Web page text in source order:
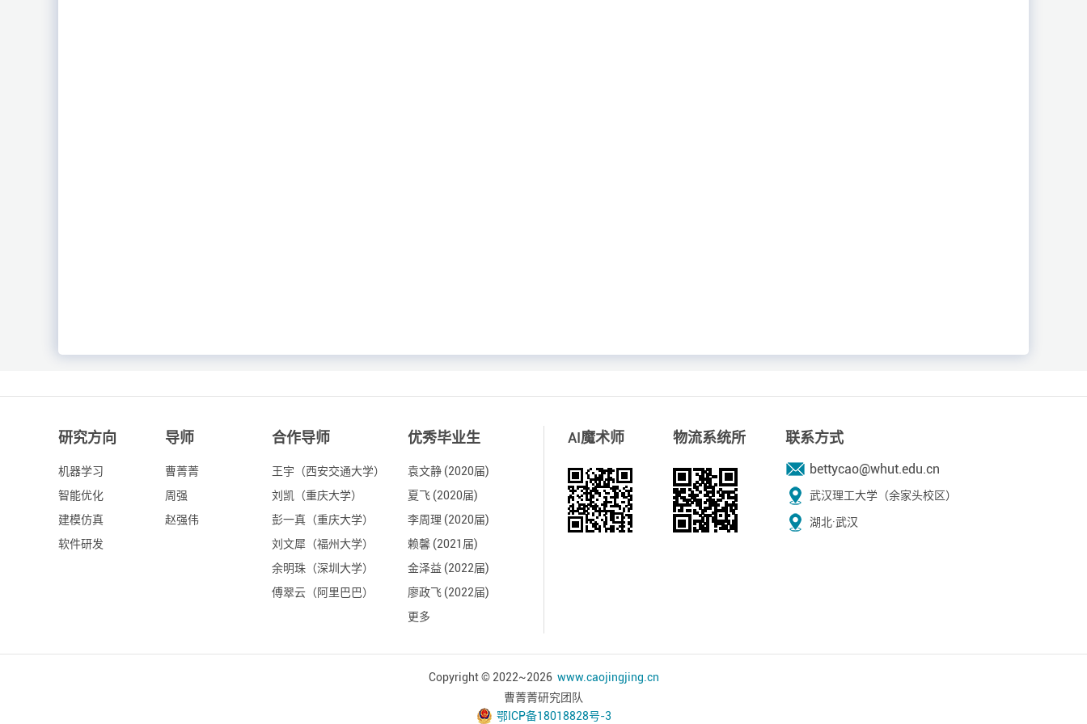
研究方向
机器学习
智能优化
建模仿真
软件研发
导师
曹菁菁
周强
赵强伟
合作导师
王宇（西安交通大学）
刘凯（重庆大学）
彭一真（重庆大学）
刘文犀（福州大学）
余明珠（深圳大学）
傅翠云（阿里巴巴）
优秀毕业生
袁文静 (2020届)
夏飞 (2020届)
李周理 (2020届)
赖馨 (2021届)
金泽益 (2022届)
廖政飞 (2022届)
更多
AI魔术师 物流系统所 联系方式
bettycao@whut.edu.cn
武汉理工大学（余家头校区）
湖北·武汉
Copyright © 2022~2026 www.caojingjing.cn
曹菁菁研究团队
鄂ICP备18018828号-3